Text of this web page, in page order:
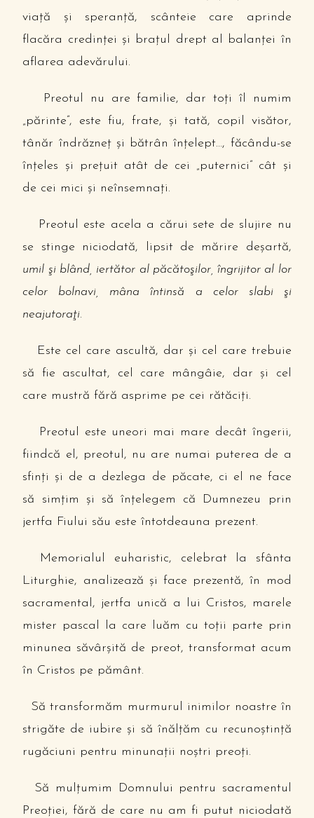
viaţă şi speranţă, scânteie care aprinde
flacăra credinţei şi braţul drept al balanţei în
aflarea adevărului.
Preotul nu are familie, dar toţi îl numim
„părinte”, este fiu, frate, şi tată, copil visător,
tânăr îndrăzneţ şi bătrân înţelept…, făcându-se
înţeles şi preţuit atât de cei „puternici” cât şi
de cei mici şi neînsemnaţi.
Preotul este acela a cărui sete de slujire nu
se stinge niciodată, lipsit de mărire deşartă,
umil şi blând, iertător al păcătoşilor, îngrijitor al lor
celor bolnavi, mâna întinsă a celor slabi şi
neajutoraţi.
Este cel care ascultă, dar şi cel care trebuie
să fie ascultat, cel care mângâie, dar şi cel
care mustră fără asprime pe cei rătăciţi.
Preotul este uneori mai mare decât îngerii,
fiindcă el, preotul, nu are numai puterea de a
sfinţi şi de a dezlega de păcate, ci el ne face
să simţim şi să înţelegem că Dumnezeu prin
jertfa Fiului său este întotdeauna prezent.
Memorialul euharistic, celebrat la sfânta
Liturghie, analizează şi face prezentă, în mod
sacramental, jertfa unică a lui Cristos, marele
mister pascal la care luăm cu toţii parte prin
minunea săvârşită de preot, transformat acum
în Cristos pe pământ.
Să transformăm murmurul inimilor noastre în
strigăte de iubire şi să înălţăm cu recunoştinţă
rugăciuni pentru minunaţii noştri preoţi.
Să mulţumim Domnului pentru sacramentul
Preoţiei, fără de care nu am fi putut niciodată